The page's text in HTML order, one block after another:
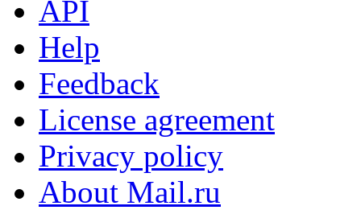
API
Help
Feedback
License agreement
Privacy policy
About Mail.ru